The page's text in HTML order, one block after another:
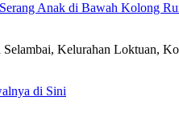
Anak di Bawah Kolong
Kelurahan Loktuan,
di Sini